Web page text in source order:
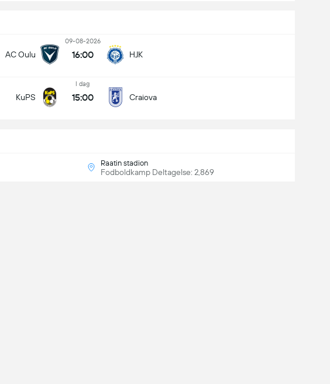
AC Oulu
09-08-2026
16:00 HJK
KuPS
I dag
15:00 Craiova
Raatin stadion
Fodboldkamp Deltagelse: 2,869